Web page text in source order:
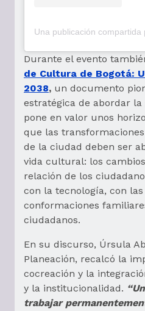
Durante el evento
de Cultura de Bogotá:
2038, un documento
estratégica de abordar
pone en valor unos
que las
de la ciudad deben ser
vida cultural: los
relación de los
con la tecnología, con las
conformaciones
ciudadanos.
En su discurso, Úrsula
Planeación, recalcó la
cocreación y la
y la institucionalidad.
trabajar